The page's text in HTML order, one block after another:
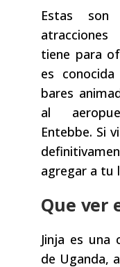
Estas
tiene para
es
bares
al
Entebbe. Si
agregar a tu
Que ver
Jinja es una
de Uganda,